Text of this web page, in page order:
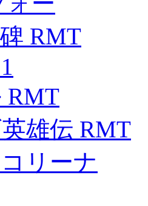
RMT
RMT
雄伝 RMT
リーナ